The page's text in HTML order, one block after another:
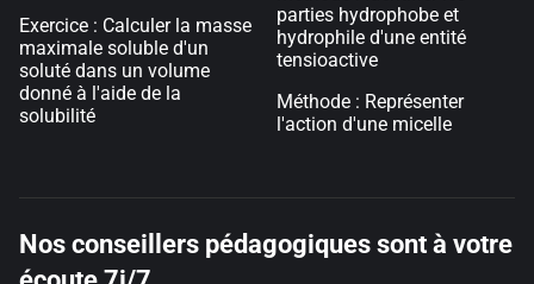
Exercice : Calculer la masse
maximale soluble d'un
soluté dans un volume
donné à l'aide de la
solubilité
parties hydrophobe et
hydrophile d'une entité
tensioactive
Méthode : Représenter
l'action d'une micelle
Nos conseillers pédagogiques sont à votre